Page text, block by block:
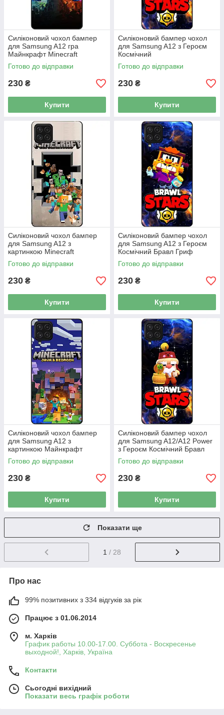
Силіконовий чохол бампер
для Samsung A12 гра
Майнкрафт Minecraft
Готово до відправки
230 ₴
Купити
Силіконовий бампер чохол
для Samsung A12 з Героєм
Космічний
Бравлійськийувальник Гавс
Готово до відправки
230 ₴
Купити
Силіконовий чохол бампер
для Samsung A12 з
картинкою Minecraft
Майнкрафт
Готово до відправки
230 ₴
Купити
Силіконовий бампер чохол
для Samsung A12 з Героєм
Космічний Бравл Гриф
Готово до відправки
230 ₴
Купити
Силіконовий чохол бампер
для Samsung A12 з
картинкою Майнкрафт
Minecraft
Готово до відправки
230 ₴
Купити
Силіконовий бампер чохол
для Samsung A12/A12 Power
з Героєм Космічний Бравл
Гейл
Готово до відправки
230 ₴
Купити
Показати ще
1 / 28
Про нас
99% позитивних з 334 відгуків за рік
Працює з 01.06.2014
м. Харків
График работы 10.00-17.00. Суббота - Воскресенье
выходной!, Харків, Україна
Контакти
Сьогодні вихідний
Показати весь графік роботи